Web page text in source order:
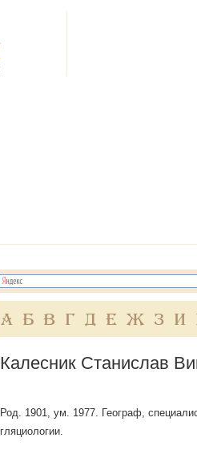
А Б В Г Д Е Ж З И
Калесник Станислав
Род. 1901, ум. 1977. Географ,
гляциологии.